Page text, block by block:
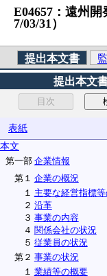
E04657：遠州
7/03/31）
提出本文書
提出本文